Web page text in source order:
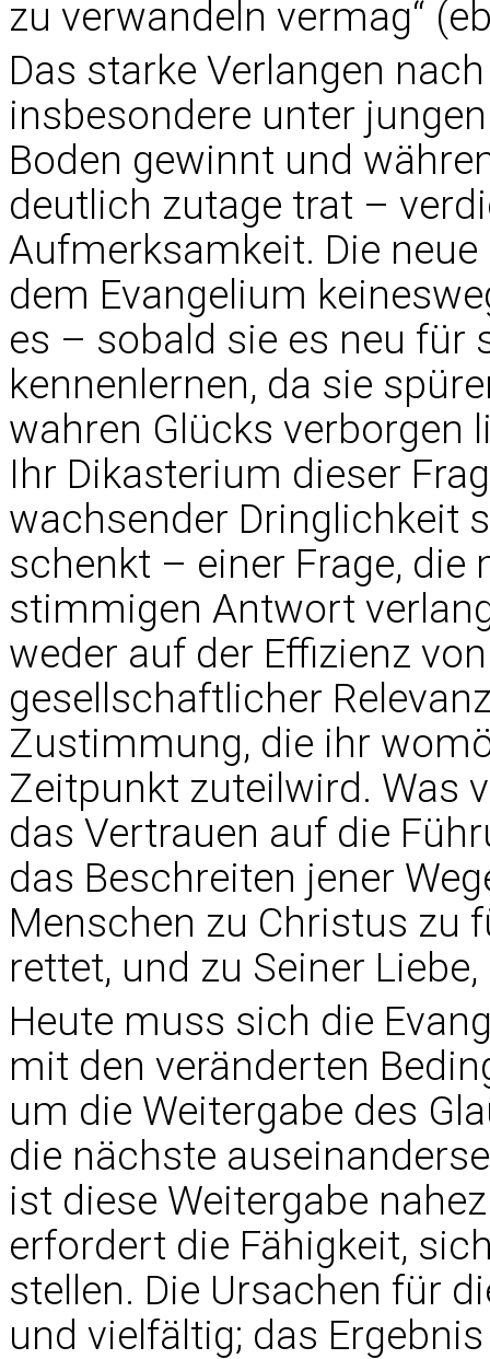
zu verwandeln vermag“
Das starke Verlangen
insbesondere unter
Boden gewinnt und
deutlich zutage trat –
Aufmerksamkeit. Die
dem Evangelium
es – sobald sie es neu für
kennenlernen, da sie
wahren Glücks verborgen
Ihr Dikasterium dieser
wachsender Dringlichkeit
schenkt – einer Frage,
stimmigen Antwort
weder auf der Effizienz
gesellschaftlicher
Zustimmung, die ihr
Zeitpunkt zuteilwird. Was
das Vertrauen auf die
das Beschreiten jener
Menschen zu Christus zu
rettet, und zu Seiner
Heute muss sich die
mit den veränderten
um die Weitergabe des
die nächste
ist diese Weitergabe
erfordert die Fähigkeit,
stellen. Die Ursachen für
und vielfältig; das